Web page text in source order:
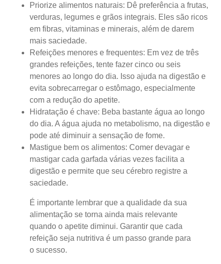
Priorize alimentos naturais: Dê preferência a frutas,
verduras, legumes e grãos integrais. Eles são ricos
em fibras, vitaminas e minerais, além de darem
mais saciedade.
Refeições menores e frequentes: Em vez de três
grandes refeições, tente fazer cinco ou seis
menores ao longo do dia. Isso ajuda na digestão e
evita sobrecarregar o estômago, especialmente
com a redução do apetite.
Hidratação é chave: Beba bastante água ao longo
do dia. A água ajuda no metabolismo, na digestão e
pode até diminuir a sensação de fome.
Mastigue bem os alimentos: Comer devagar e
mastigar cada garfada várias vezes facilita a
digestão e permite que seu cérebro registre a
saciedade.
É importante lembrar que a qualidade da sua
alimentação se torna ainda mais relevante
quando o apetite diminui. Garantir que cada
refeição seja nutritiva é um passo grande para
o sucesso.